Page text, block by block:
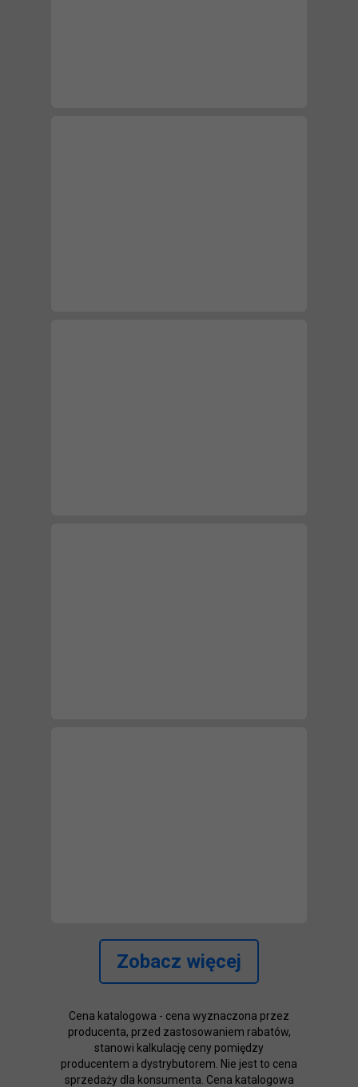
Zobacz więcej
Cena katalogowa - cena wyznaczona przez
producenta, przed zastosowaniem rabatów,
stanowi kalkulację ceny pomiędzy
producentem a dystrybutorem. Nie jest to cena
sprzedaży dla konsumenta. Cena katalogowa